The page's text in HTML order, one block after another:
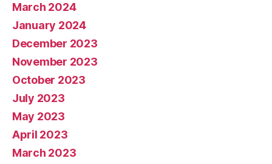
March 2024
January 2024
December 2023
November 2023
October 2023
July 2023
May 2023
April 2023
March 2023